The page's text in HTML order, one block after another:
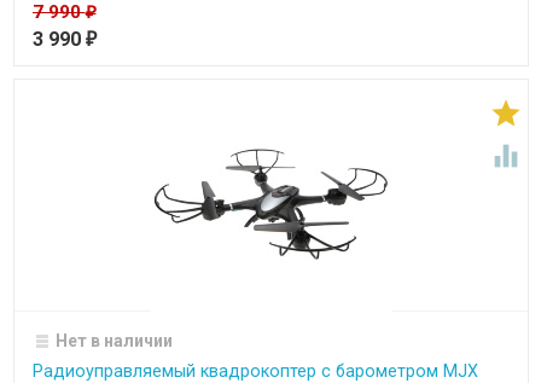
7 990₽
3 990 ₽


Нет в наличии
Радиоуправляемый квадрокоптер с барометром MJX